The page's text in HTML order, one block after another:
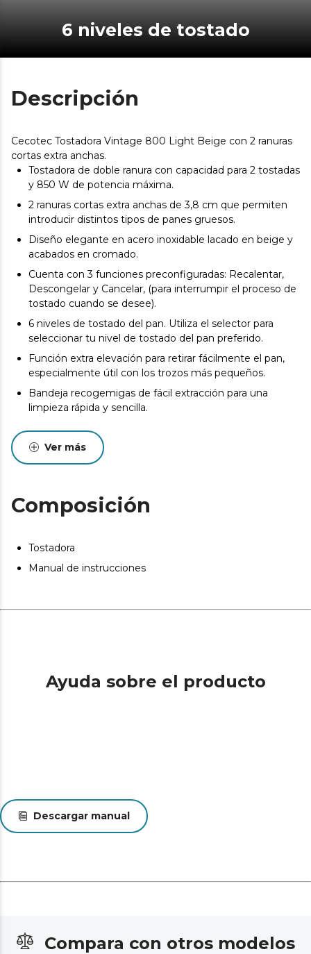
6 niveles de tostado
Descripción
Cecotec Tostadora Vintage 800 Light Beige con 2 ranuras
cortas extra anchas.
Tostadora de doble ranura con capacidad para 2 tostadas
y 850 W de potencia máxima.
2 ranuras cortas extra anchas de 3,8 cm que permiten
introducir distintos tipos de panes gruesos.
Diseño elegante en acero inoxidable lacado en beige y
acabados en cromado.
Cuenta con 3 funciones preconfiguradas: Recalentar,
Descongelar y Cancelar, (para interrumpir el proceso de
tostado cuando se desee).
6 niveles de tostado del pan. Utiliza el selector para
seleccionar tu nivel de tostado del pan preferido.
Función extra elevación para retirar fácilmente el pan,
especialmente útil con los trozos más pequeños.
Bandeja recogemigas de fácil extracción para una
limpieza rápida y sencilla.
Luz indicadora de funcionamiento.
Sistema de autocentrado para conseguir un tostado
totalmente uniforme por las dos caras.
Ver más
Composición
Tostadora
Manual de instrucciones
Ayuda sobre el producto
Descargar manual
Compara con otros modelos